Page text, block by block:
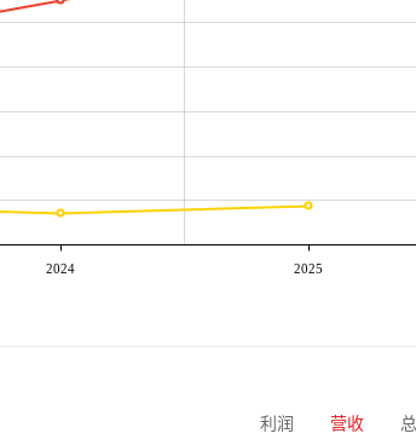
2024 2025
利润 营收